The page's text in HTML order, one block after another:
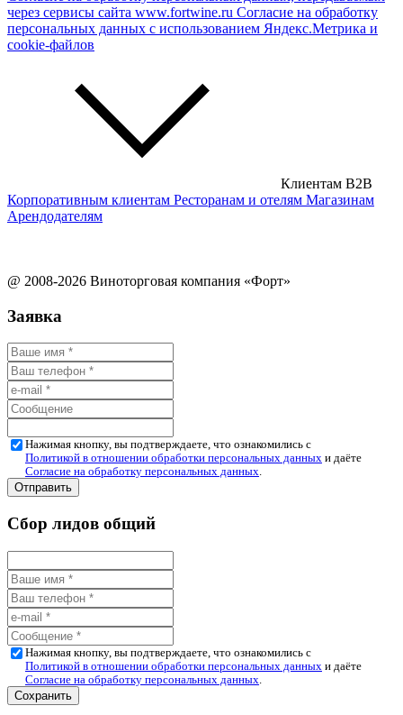
через сервисы сайта www.fortwine.ru Согласие на обработку
персональных данных с использованием Яндекс.Метрика и
cookie-файлов
Клиентам B2B
Корпоративным клиентам Ресторанам и отелям Магазинам
Арендодателям
@ 2008-2026 Виноторговая компания «Форт»
Заявка
Нажимая кнопку, вы подтверждаете, что ознакомились с
Политикой в отношении обработки персональных данных и даёте
Согласие на обработку персональных данных.
Сбор лидов общий
Нажимая кнопку, вы подтверждаете, что ознакомились с
Политикой в отношении обработки персональных данных и даёте
Согласие на обработку персональных данных